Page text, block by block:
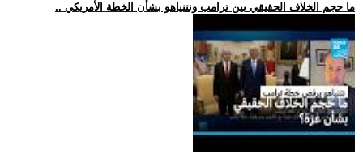
.. ما حجم الخلاف الحقيقي بين ترامب ونتنياهو بشأن الخطة الأمريكي